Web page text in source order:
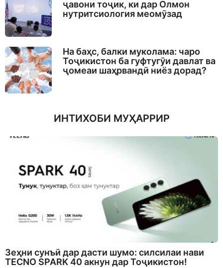
ҷавони тоҷик, ки дар Олмон
нутритсиология меомӯзад
На баҳс, балки муколама: чаро
Тоҷикистон ба гуфтугӯи давлат ва
ҷомеаи шаҳрвандӣ ниёз дорад?
ИНТИХОБИ МУҲАРРИР
Зеҳни сунъӣ дар дасти шумо: силсилаи нави
TECNO SPARK 40 акнун дар Тоҷикистон!